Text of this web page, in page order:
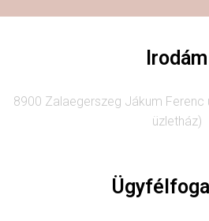
Irodám
8900 Zalaegerszeg Jákum
üzletház)